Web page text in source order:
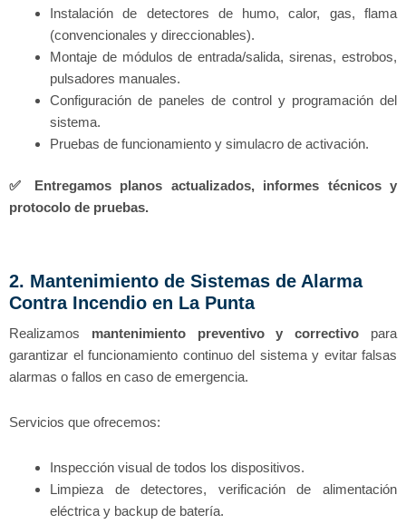
Instalación de detectores de humo, calor, gas, flama
(convencionales y direccionables).
Montaje de módulos de entrada/salida, sirenas, estrobos,
pulsadores manuales.
Configuración de paneles de control y programación del
sistema.
Pruebas de funcionamiento y simulacro de activación.
✅
Entregamos planos actualizados, informes técnicos y
protocolo de pruebas.
2. Mantenimiento de Sistemas de Alarma
Contra Incendio en La Punta
Realizamos mantenimiento preventivo y correctivo para
garantizar el funcionamiento continuo del sistema y evitar falsas
alarmas o fallos en caso de emergencia.
Servicios que ofrecemos:
Inspección visual de todos los dispositivos.
Limpieza de detectores, verificación de alimentación
eléctrica y backup de batería.